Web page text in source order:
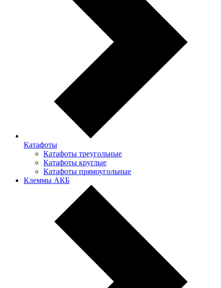
Катафоты
Катафоты треугольные
Катафоты круглые
Катафоты прямоугольные
Клеммы АКБ